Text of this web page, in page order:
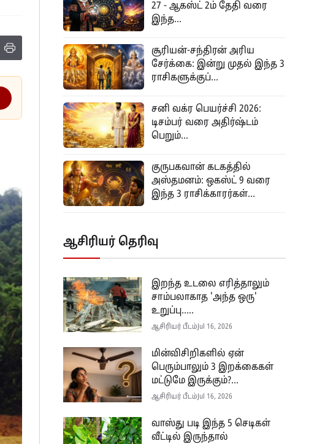
27 - ஆகஸ்ட் 2ம் தேதி வரை
இந்த...
சூரியன்-சந்திரன் அரிய
சேர்க்கை: இன்று முதல் இந்த 3
ராசிகளுக்குப்...
சனி வக்ர பெயர்ச்சி 2026:
டிசம்பர் வரை அதிர்ஷ்டம்
பெறும்...
குருபகவான் கடகத்தில்
அஸ்தமனம்: ஒகஸ்ட் 9 வரை
இந்த 3 ராசிக்காரர்கள்...
ஆசிரியர் தெரிவு
இறந்த உடலை எரித்தாலும்
சாம்பலாகாத 'அந்த ஒரு'
உறுப்பு.....
ஆசிரியர் பீடம் Jul 16, 2026
மின்விசிறிகளில் ஏன்
பெரும்பாலும் 3 இறக்கைகள்
மட்டுமே இருக்கும்?...
ஆசிரியர் பீடம் Jul 16, 2026
வாஸ்து படி இந்த 5 செடிகள்
வீட்டில் இருந்தால்